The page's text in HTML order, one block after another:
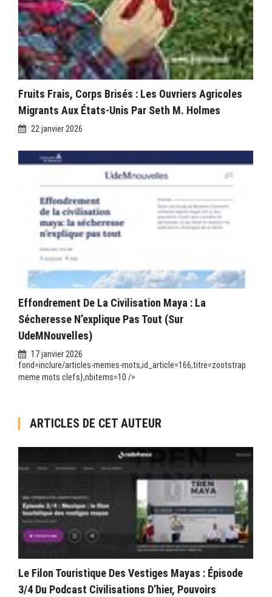
Fruits Frais, Corps Brisés : Les Ouvriers Agricoles
Migrants Aux États-Unis Par Seth M. Holmes
22 janvier 2026
Effondrement De La Civilisation Maya : La
Sécheresse N’explique Pas Tout (sur
UdeMNouvelles)
17 janvier 2026
fond=inclure/articles-memes-mots,id_article=166,titre=zootstrap
meme mots clefs},nbitems=10 />
ARTICLES DE CET AUTEUR
Le Filon Touristique Des Vestiges Mayas : Épisode
3/4 Du Podcast Civilisations D’hier, Pouvoirs